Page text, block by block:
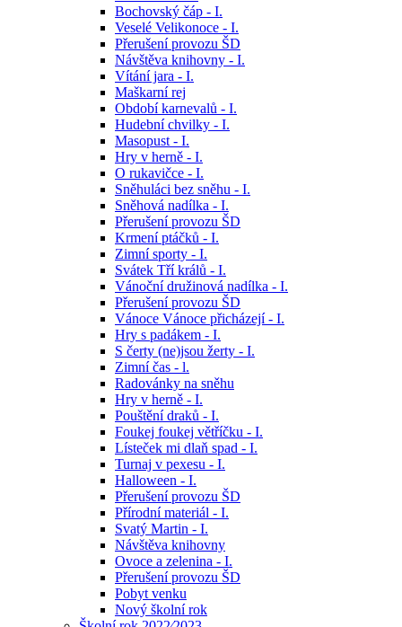
Bochovský čáp - I.
Veselé Velikonoce - I.
Přerušení provozu ŠD
Návštěva knihovny - I.
Vítání jara - I.
Maškarní rej
Období karnevalů - I.
Hudební chvilky - I.
Masopust - I.
Hry v herně - I.
O rukavičce - I.
Sněhuláci bez sněhu - I.
Sněhová nadílka - I.
Přerušení provozu ŠD
Krmení ptáčků - I.
Zimní sporty - I.
Svátek Tří králů - I.
Vánoční družinová nadílka - I.
Přerušení provozu ŠD
Vánoce Vánoce přicházejí - I.
Hry s padákem - I.
S čerty (ne)jsou žerty - I.
Zimní čas - l.
Radovánky na sněhu
Hry v herně - I.
Pouštění draků - I.
Foukej foukej větříčku - I.
Lísteček mi dlaň spad - I.
Turnaj v pexesu - I.
Halloween - I.
Přerušení provozu ŠD
Přírodní materiál - I.
Svatý Martin - I.
Návštěva knihovny
Ovoce a zelenina - I.
Přerušení provozu ŠD
Pobyt venku
Nový školní rok